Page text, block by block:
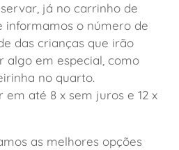
já no carrinho de
informamos o número de
das crianças que irão
algo em especial, como
no quarto.
em até 8 x sem juros e 12 x
as melhores opções